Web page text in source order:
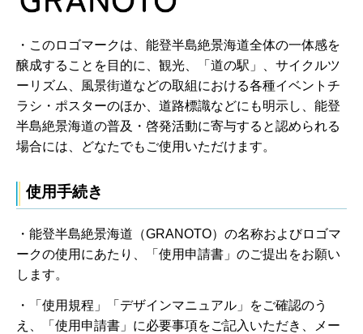
・このロゴマークは、能登半島絶景海道全体の一体感を
醸成することを目的に、観光、「道の駅」、サイクルツ
ーリズム、風景街道などの取組における各種イベントチ
ラシ・ポスターのほか、道路標識などにも明示し、能登
半島絶景海道の普及・啓発活動に寄与すると認められる
場合には、どなたでもご使用いただけます。
使用手続き
・能登半島絶景海道（GRANOTO）の名称およびロゴマ
ークの使用にあたり、「使用申請書」のご提出をお願い
します。
・「使用規程」「デザインマニュアル」をご確認のう
え、「使用申請書」に必要事項をご記入いただき、メー